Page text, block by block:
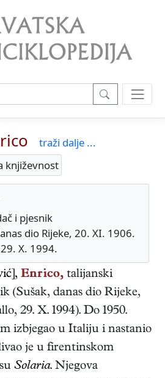
traži dalje ...
književnost
i pjesnik
dio Rijeke, 20. XI. 1906.
X. 1994.
Enrico, talijanski
(Sušak, danas dio Rijeke,
, 29. X. 1994). Do 1950.
izbjegao u Italiju i nastanio
je u firentinskom
Solaria. Njegova